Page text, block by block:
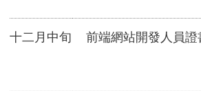
十二月中旬 前端網站開發人員證